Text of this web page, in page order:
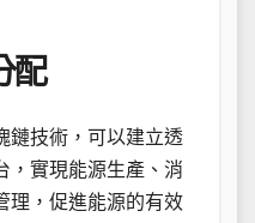
配
鏈技術，可以建立透
，實現能源生產、消
理，促進能源的有效